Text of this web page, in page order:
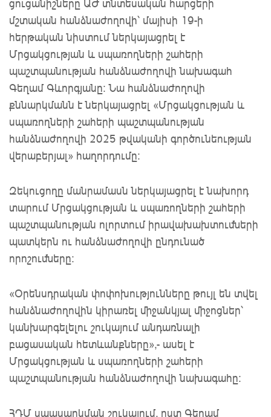
ցուցանիշները ԱԺ տնտեսական հարցերի
մշտական հանձնաժողովի՝ մայիսի 19-ի
հերթական նիստում ներկայացրել է
Մրցակցության և սպառողների շահերի
պաշտպանության հանձնաժողովի նախագահ
Գեղամ Գևորգյանը: Նա հանձնաժողովի
քննարկմանն է ներկայացրել «Մրցակցության և
սպառողների շահերի պաշտպանության
հանձնաժողովի 2025 թվականի գործունեության
վերաբերյալ» հաղորդումը:
Զեկուցողը մանրամասն ներկայացրել է նախորդ
տարում Մրցակցության և սպառողների շահերի
պաշտպանության ոլորտում իրավախախտումների
պատկերն ու հանձնաժողովի ընդունած
որոշումները:
«Օրենսդրական փոփոխությունները թույլ են տվել
հանձնաժողովին կիրառել միջանկյալ միջոցներ՝
կանխարգելելու շուկայում անդառնալի
բացասական հետևանքները»,- ասել է
Մրցակցության և սպառողների շահերի
պաշտպանության հանձնաժողովի նախագահը:
ՀԴՄ սպասարկման շուկայում, ըստ Գեղամ